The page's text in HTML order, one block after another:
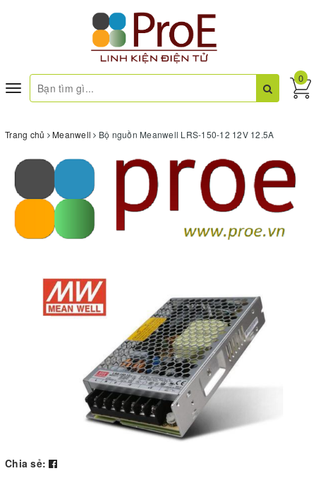
Toggle
navigation
0
Trang chủ Meanwell Bộ nguồn Meanwell LRS-150-12 12V 12.5A
Chia sẻ: